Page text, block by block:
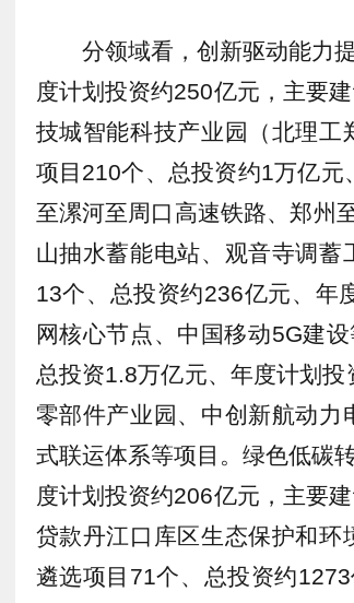
分领域看，创新驱动能力
度计划投资约250亿元，主要
技城智能科技产业园（北理
项目210个、总投资约1万亿
至漯河至周口高速铁路、郑州
山抽水蓄能电站、观音寺调蓄
13个、总投资约236亿元、年
网核心节点、中国移动5G建
总投资1.8万亿元、年度计划
零部件产业园、中创新航动力
式联运体系等项目。绿色低碳
度计划投资约206亿元，主要
贷款丹江口库区生态保护和
遴选项目71个、总投资约